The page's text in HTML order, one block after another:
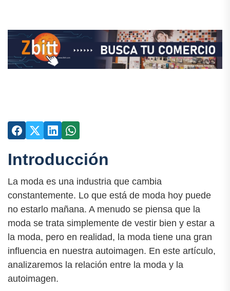
Introducción
La moda es una industria que cambia
constantemente. Lo que está de moda hoy puede
no estarlo mañana. A menudo se piensa que la
moda se trata simplemente de vestir bien y estar a
la moda, pero en realidad, la moda tiene una gran
influencia en nuestra autoimagen. En este artículo,
analizaremos la relación entre la moda y la
autoimagen.